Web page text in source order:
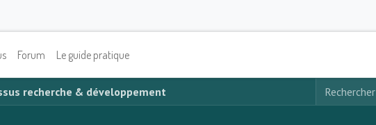
Forum Le guide pratique
recherche & développement